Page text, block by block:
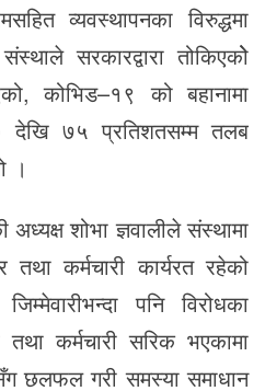
व्यवस्थापनका विरुद्धमा
सरकारद्वारा तोकिएकोे
कोभिड–१९ को बहानामा
देखि ७५ प्रतिशतसम्म तलब
।
अध्यक्ष शोभा ज्ञवालीले संस्थामा
कर्मचारी कार्यरत रहेको
पनि विरोधका
कर्मचारी सरिक भएकामा
छलफल गरी समस्या समाधान